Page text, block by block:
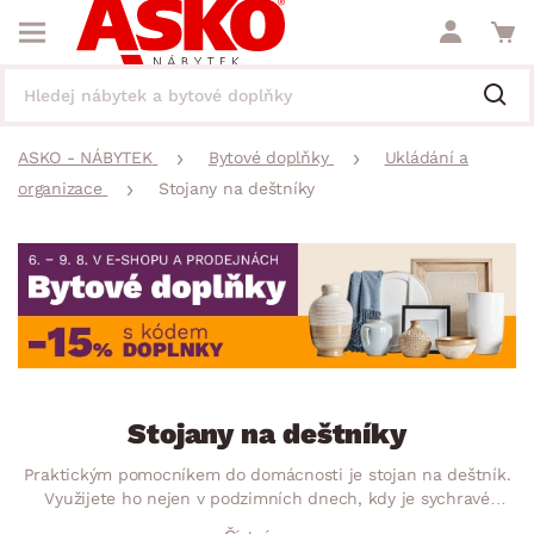
ASKO - NÁBYTEK Bytové doplňky
Ukládání a
organizace
Stojany na deštníky
Stojany na deštníky
Praktickým pomocníkem do domácnosti je stojan na deštník.
Využijete ho nejen v podzimních dnech, kdy je sychravé